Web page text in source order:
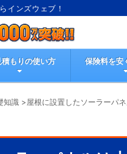
インズウェブ！
もりの使い方 保険料を安
知識 >屋根に設置したソーラーパ